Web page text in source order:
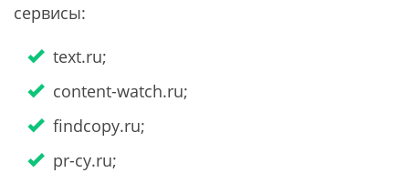
сервисы:
text.ru;
content-watch.ru;
findcopy.ru;
pr-cy.ru;